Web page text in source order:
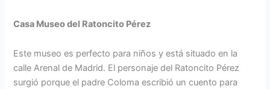
Casa Museo del Ratoncito Pérez
Este museo es perfecto para niños y está situado en la
calle Arenal de Madrid. El personaje del Ratoncito Pérez
surgió porque el padre Coloma escribió un cuento para